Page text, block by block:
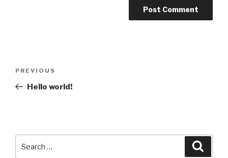
Previous
Post
PREVIOUS
Hello world!
for: